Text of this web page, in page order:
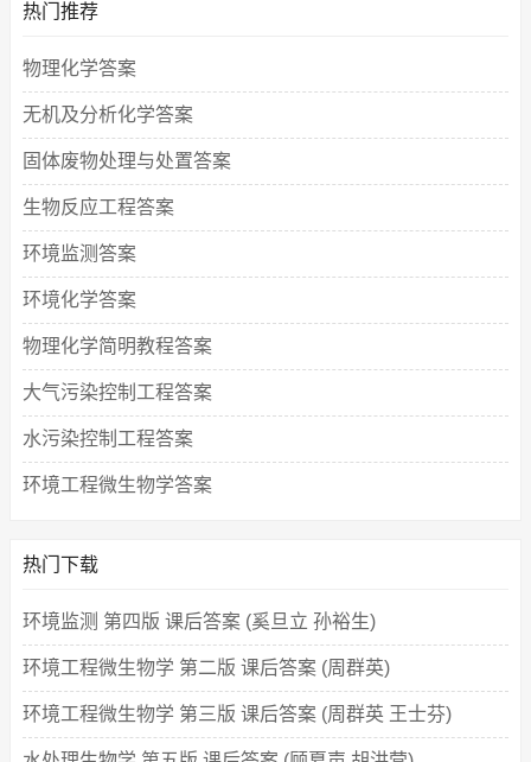
热门推荐
物理化学答案
无机及分析化学答案
固体废物处理与处置答案
生物反应工程答案
环境监测答案
环境化学答案
物理化学简明教程答案
大气污染控制工程答案
水污染控制工程答案
环境工程微生物学答案
热门下载
环境监测 第四版 课后答案 (奚旦立 孙裕生)
环境工程微生物学 第二版 课后答案 (周群英)
环境工程微生物学 第三版 课后答案 (周群英 王士芬)